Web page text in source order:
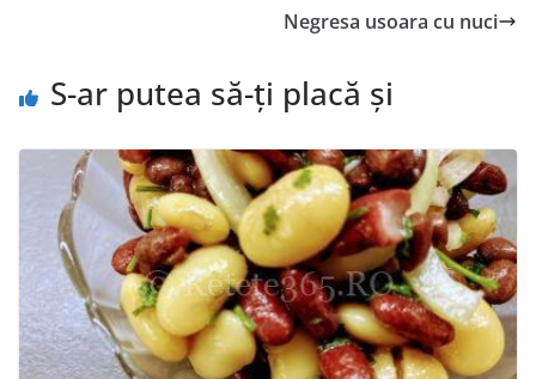
Negresa usoara cu nuci
S-ar putea să-ți placă și